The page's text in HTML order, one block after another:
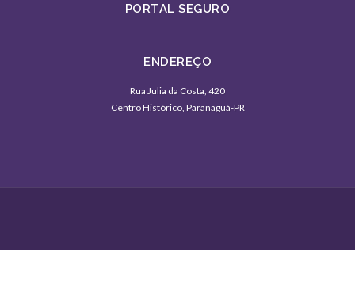
PORTAL SEGURO
ENDEREÇO
Rua Julia da Costa, 420
Centro Histórico, Paranaguá-PR